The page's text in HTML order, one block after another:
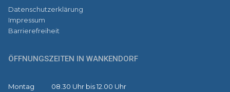
Datenschutzerklärung
Impressum
Barrierefreiheit
ÖFFNUNGSZEITEN IN WANKENDORF
Montag 08.30 Uhr bis 12.00 Uhr